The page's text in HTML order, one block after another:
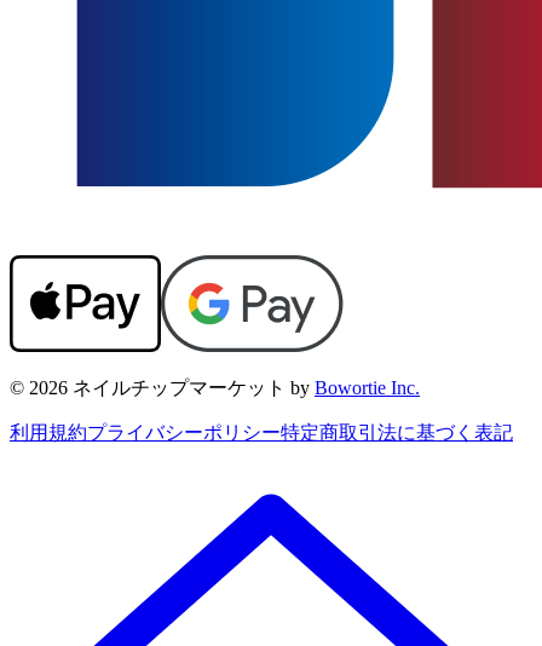
© 2026 ネイルチップマーケット by Bowortie Inc.
利用規約プライバシーポリシー特定商取引法に基づく表記